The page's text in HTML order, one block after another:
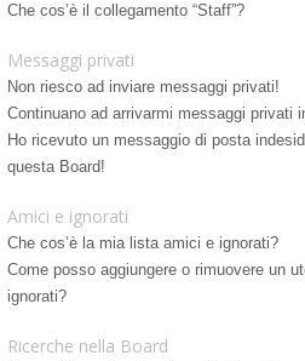
Che cos’è il collegamento “Staff”?
Messaggi privati
Non riesco ad inviare messaggi privati!
Continuano ad arrivarmi messaggi privati
Ho ricevuto un messaggio di posta
questa Board!
Amici e ignorati
Che cos’è la mia lista amici e ignorati?
Come posso aggiungere o rimuovere un
ignorati?
Ricerche nella Board